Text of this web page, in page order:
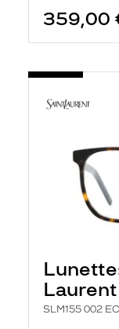
359,00
Laurent
SLM155 002